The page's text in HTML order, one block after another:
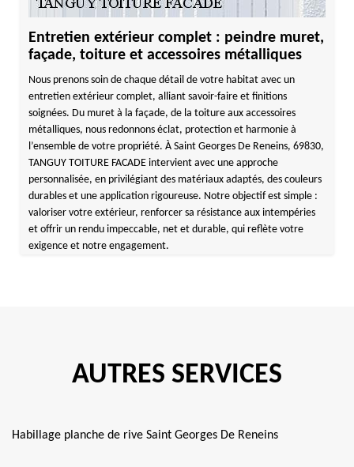
Entretien extérieur complet : peindre muret,
façade, toiture et accessoires métalliques
Nous prenons soin de chaque détail de votre habitat avec un
entretien extérieur complet, alliant savoir-faire et finitions
soignées. Du muret à la façade, de la toiture aux accessoires
métalliques, nous redonnons éclat, protection et harmonie à
l’ensemble de votre propriété. À Saint Georges De Reneins, 69830,
TANGUY TOITURE FACADE intervient avec une approche
personnalisée, en privilégiant des matériaux adaptés, des couleurs
durables et une application rigoureuse. Notre objectif est simple :
valoriser votre extérieur, renforcer sa résistance aux intempéries
et offrir un rendu impeccable, net et durable, qui reflète votre
exigence et notre engagement.
AUTRES SERVICES
Habillage planche de rive Saint Georges De Reneins